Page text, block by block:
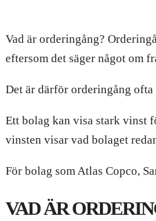
Vad är orderingång?
eftersom det säger något om
Det är därför orderingång
Ett bolag kan visa stark vinst
vinsten visar vad bolaget
För bolag som Atlas Copco,
VAD ÄR